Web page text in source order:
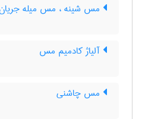
مس شینه ، مس میله
آلیاژ کادمیم مس
مس چاشنی